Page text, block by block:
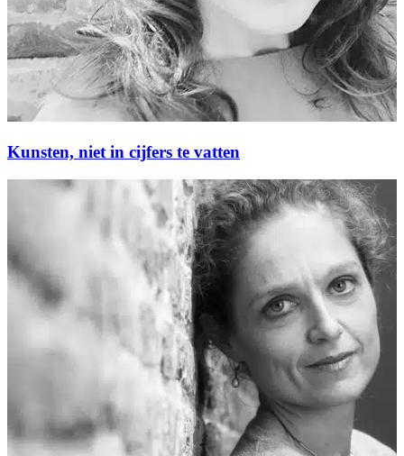
Kunsten, niet in cijfers te vatten